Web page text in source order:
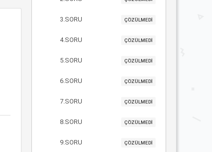
3.SORU ÇÖZÜLMEDİ
4.SORU ÇÖZÜLMEDİ
5.SORU ÇÖZÜLMEDİ
6.SORU ÇÖZÜLMEDİ
7.SORU ÇÖZÜLMEDİ
8.SORU ÇÖZÜLMEDİ
9.SORU ÇÖZÜLMEDİ